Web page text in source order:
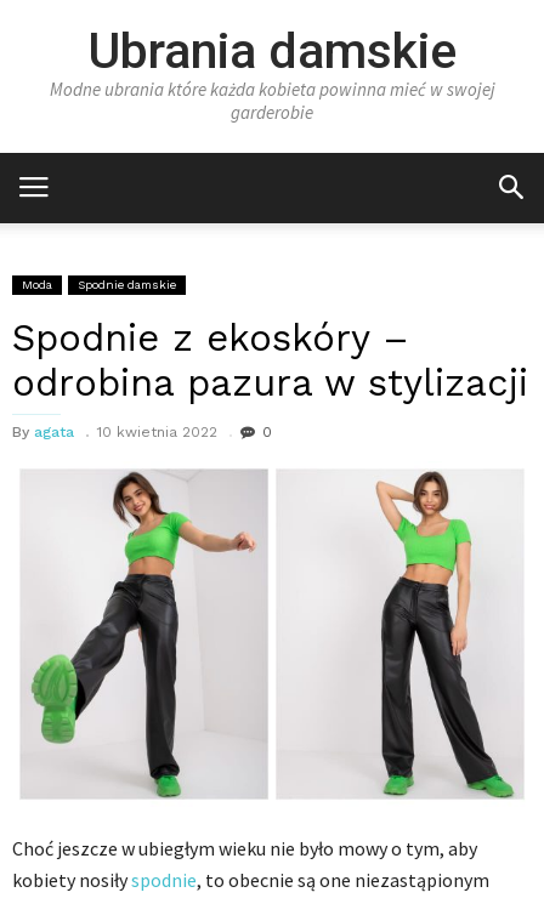
Ubrania damskie
Modne ubrania które każda kobieta powinna mieć w swojej
garderobie
Moda Spodnie damskie
Spodnie z ekoskóry –
odrobina pazura w stylizacji
By agata 10 kwietnia 2022 0
Choć jeszcze w ubiegłym wieku nie było mowy o tym, aby
kobiety nosiłyspodnie, to obecnie są one niezastąpionym